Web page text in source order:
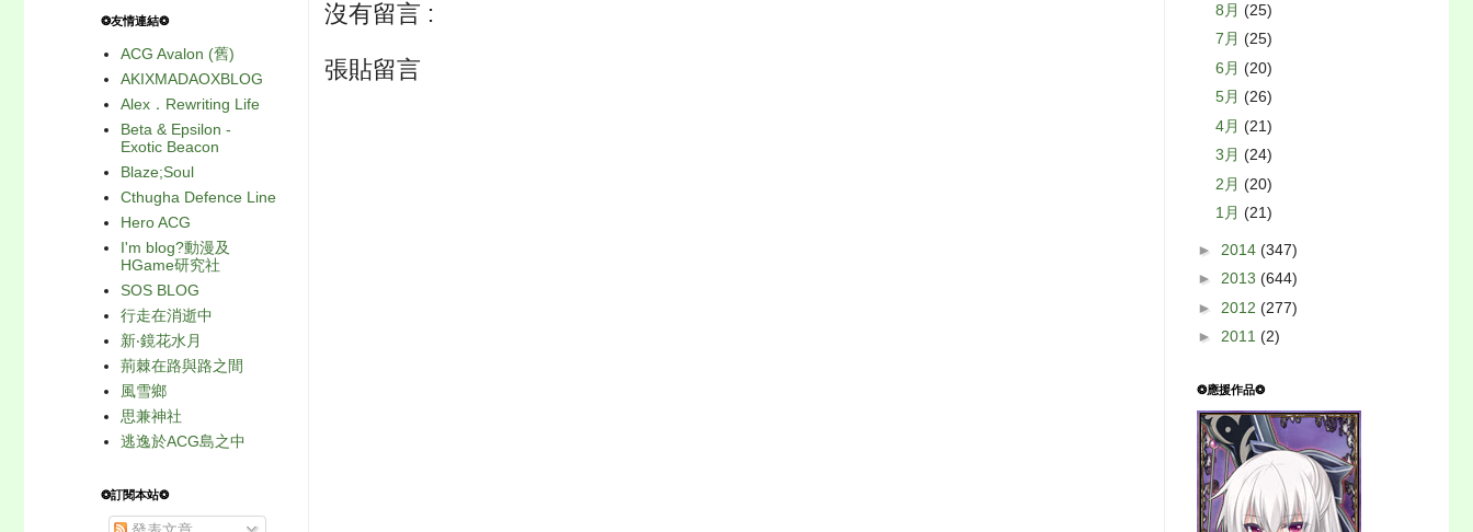
沒有留言 :
張貼留言
❂友情連結❂
ACG Avalon (舊)
AKIXMADAOXBLOG
Alex．Rewriting Life
Beta & Epsilon -
Exotic Beacon
Blaze;Soul
Cthugha Defence Line
Hero ACG
I'm blog?動漫及
HGame研究社
SOS BLOG
行走在消逝中
新‧鏡花水月
荊棘在路與路之間
風雪鄉
思兼神社
逃逸於ACG島之中
❂訂閱本站❂
8月 (25)
7月 (25)
6月 (20)
5月 (26)
4月 (21)
3月 (24)
2月 (20)
1月 (21)
► 2014 (347)
► 2013 (644)
► 2012 (277)
► 2011 (2)
❂應援作品❂